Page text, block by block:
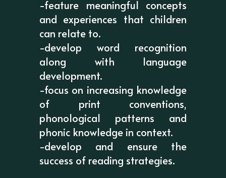
-feature meaningful concepts
and experiences that children
can relate to.
-develop word recognition
along with language
development.
-focus on increasing knowledge
of print conventions,
phonological patterns and
phonic knowledge in context.
-develop and ensure the
success of reading strategies.